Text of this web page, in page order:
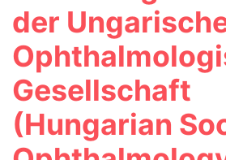
der
Gesellschaft
(Hungarian